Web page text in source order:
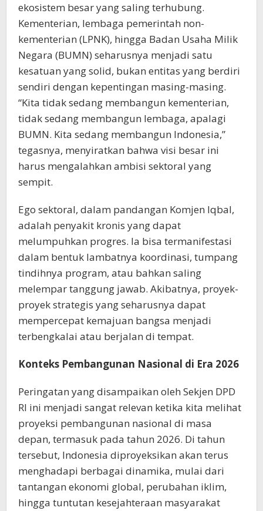
ekosistem besar yang saling terhubung.
Kementerian, lembaga pemerintah non-
kementerian (LPNK), hingga Badan Usaha Milik
Negara (BUMN) seharusnya menjadi satu
kesatuan yang solid, bukan entitas yang berdiri
sendiri dengan kepentingan masing-masing.
“Kita tidak sedang membangun kementerian,
tidak sedang membangun lembaga, apalagi
BUMN. Kita sedang membangun Indonesia,”
tegasnya, menyiratkan bahwa visi besar ini
harus mengalahkan ambisi sektoral yang
sempit.
Ego sektoral, dalam pandangan Komjen Iqbal,
adalah penyakit kronis yang dapat
melumpuhkan progres. Ia bisa termanifestasi
dalam bentuk lambatnya koordinasi, tumpang
tindihnya program, atau bahkan saling
melempar tanggung jawab. Akibatnya, proyek-
proyek strategis yang seharusnya dapat
mempercepat kemajuan bangsa menjadi
terbengkalai atau berjalan di tempat.
Konteks Pembangunan Nasional di Era 2026
Peringatan yang disampaikan oleh Sekjen DPD
RI ini menjadi sangat relevan ketika kita melihat
proyeksi pembangunan nasional di masa
depan, termasuk pada tahun 2026. Di tahun
tersebut, Indonesia diproyeksikan akan terus
menghadapi berbagai dinamika, mulai dari
tantangan ekonomi global, perubahan iklim,
hingga tuntutan kesejahteraan masyarakat